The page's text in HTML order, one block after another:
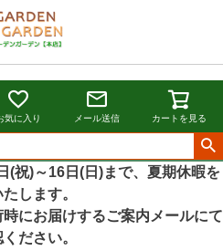
気に入り メール送信 カートを見る
(祝)～16日(日)まで、夏期休暇を
します。
お届けするご案内メールにて
ださい。